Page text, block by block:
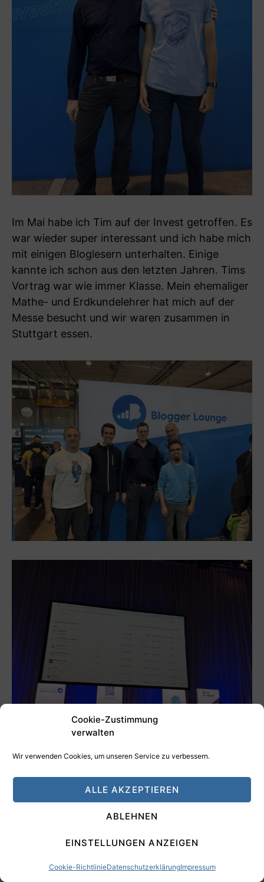
Cookie-Zustimmung
verwalten
Wir verwenden Cookies, um unseren Service zu verbessern.
ALLE AKZEPTIEREN
ABLEHNEN
EINSTELLUNGEN ANZEIGEN
Cookie-RichtlinieDatenschutzerklärungImpressum
Im Mai habe ich Tim auf der Invest getroffen. Es
war wieder super interessant und ich habe mich
mit einigen Bloglesern unterhalten. Einige
kannte ich schon aus den letzten Jahren. Tims
Vortrag war wie immer Klasse. Mein ehemaliger
Mathe- und Erdkundelehrer hat mich auf der
Messe besucht und wir waren zusammen in
Stuttgart essen.